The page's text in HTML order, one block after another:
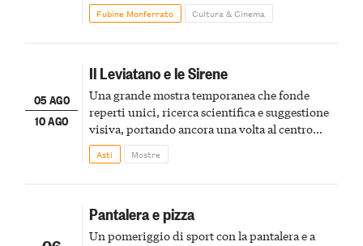
Fubine Monferrato Cultura & Cinema
05 AGO
10 AGO
Il Leviatano e le Sirene
Una grande mostra temporanea che fonde
reperti unici, ricerca scientifica e suggestione
visiva, portando ancora una volta al centro
della scena le meraviglie del passato astigiano
Asti Mostre
Pantalera e pizza
Un pomeriggio di sport con la pantalera e a